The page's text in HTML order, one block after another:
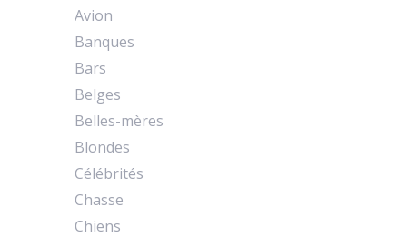
Avion
Banques
Bars
Belges
Belles-mères
Blondes
Célébrités
Chasse
Chiens